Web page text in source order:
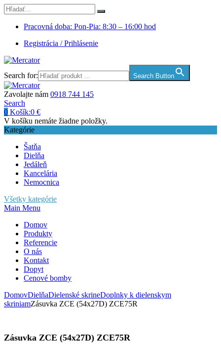
Pracovná doba: Pon-Pia: 8:30 – 16:00 hod
Registrácia / Prihlásenie
Search for: Search Button
Zavolajte nám 0918 744 145
Search
0 Košík:0 €
V košíku nemáte žiadne položky.
Kategórie
Šatňa
Dielňa
Jedáleň
Kancelária
Nemocnica
Všetky kategórie
Main Menu
Domov
Produkty
Referencie
O nás
Kontakt
Dopyt
Cenové bomby
DomovDielňaDielenské skrineDoplnky k dielenskym
skriniamZásuvka ZCE (54x27D) ZCE75R
Zásuvka ZCE (54x27D) ZCE75R